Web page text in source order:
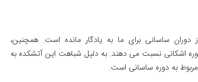
دوران ساسانی برای ما به یادگار مانده است. همچنین،
اشکانی نسبت می دهند. به دلیل شباهت این آتشکده به
به دوره ساسانی است.